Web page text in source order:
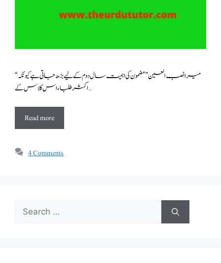
“میرا نصب العین ” مضمون کی اہمیت سال دوم کے لیے بڑھ جاتی ہے کیونکہ
اکثر طلباء اس کلاس کے …
Read more
4 Comments
Search
for: